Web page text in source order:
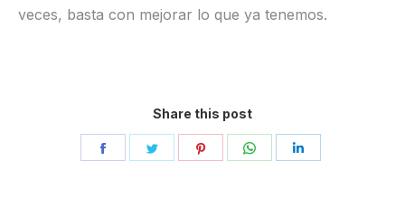
veces, basta con mejorar lo que ya tenemos.
Share this post
Share
Share
Share
Share